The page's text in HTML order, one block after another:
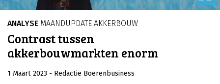
ANALYSE MAANDUPDATE AKKERBOUW
Contrast tussen
akkerbouwmarkten enorm
1 Maart 2023 - Redactie Boerenbusiness